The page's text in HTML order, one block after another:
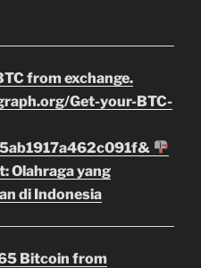
from exchange.
Get-your-BTC-
Olahraga yang
di Indonesia
Bitcoin from